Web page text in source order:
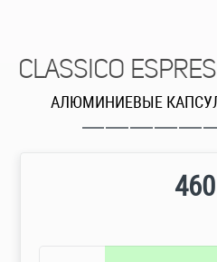
CLASSICO
АЛЮМИНИЕВЫЕ
460